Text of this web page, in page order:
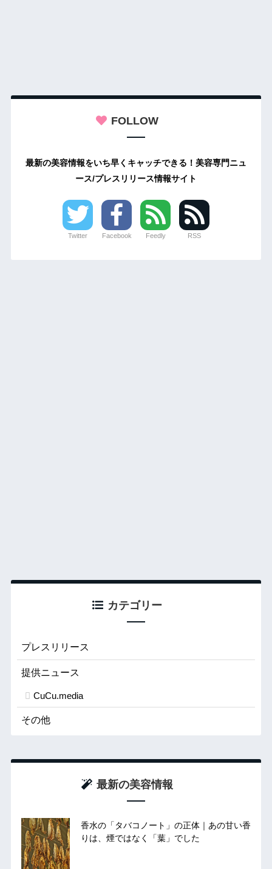
FOLLOW
最新の美容情報をいち早くキャッチできる！美容専門ニュ
ース/プレスリリース情報サイト
Twitter Facebook Feedly RSS
カテゴリー
プレスリリース
提供ニュース
CuCu.media
その他
最新の美容情報
香水の「タバコノート」の正体｜あの甘い香
りは、煙ではなく「葉」でした